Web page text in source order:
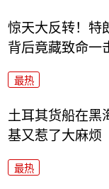
惊天大反转！特
背后竟藏致命一
最热
土耳其货船在黑
基又惹了大麻烦
最热